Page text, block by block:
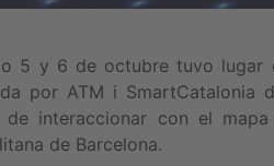
5 y 6 de octubre tuvo lugar
por ATM i SmartCatalonia
de interaccionar con el
de Barcelona.